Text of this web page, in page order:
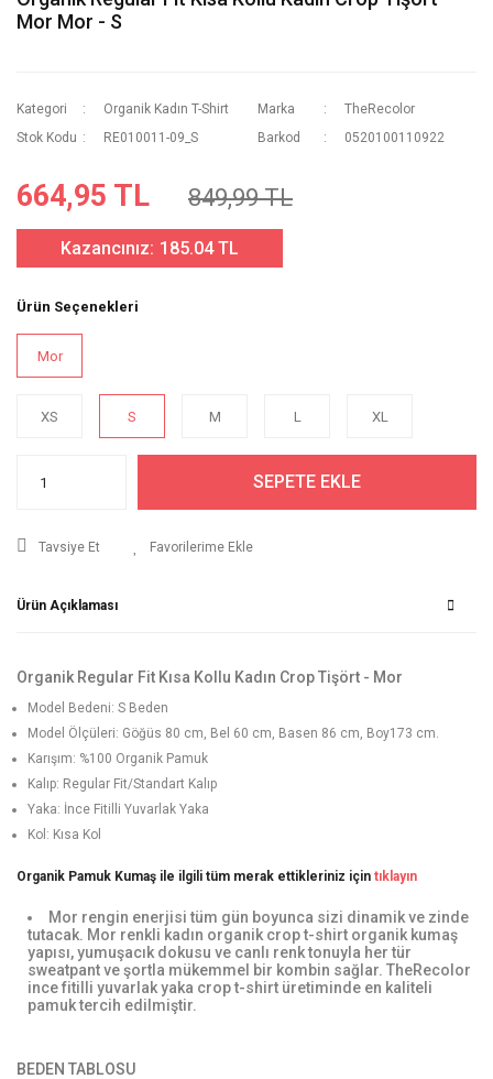
Mor Mor - S
Kategori Organik Kadın T-Shirt Marka
TheRecolor
Stok Kodu
RE010011-09_S Barkod 0520100110922
664,95 TL 849,99 TL
Kazancınız: 185.04 TL
Ürün Seçenekleri
Mor
XS S M L XL
SEPETE EKLE
Tavsiye Et
Ürün Açıklaması
Organik Regular Fit Kısa Kollu Kadın Crop Tişört - Mor
Model Bedeni: S Beden
Model Ölçüleri: Göğüs 80 cm, Bel 60 cm, Basen 86 cm, Boy173 cm.
Karışım: %100 Organik Pamuk
Kalıp: Regular Fit/Standart Kalıp
Yaka: İnce Fitilli Yuvarlak Yaka
Kol: Kısa Kol
Organik Pamuk Kumaş ile ilgili tüm merak ettikleriniz için tıklayın
Mor rengin enerjisi tüm gün boyunca sizi dinamik ve zinde
tutacak. Mor renkli kadın organik crop t-shirt organik kumaş
yapısı, yumuşacık dokusu ve canlı renk tonuyla her tür
sweatpant ve şortla mükemmel bir kombin sağlar. TheRecolor
ince fitilli yuvarlak yaka crop t-shirt üretiminde en kaliteli
pamuk tercih edilmiştir.
BEDEN TABLOSU